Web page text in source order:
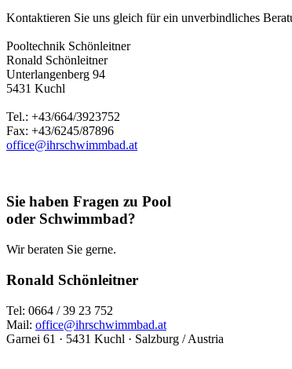
Kontaktieren Sie uns gleich für ein unverbindliches
Pooltechnik Schönleitner
Ronald Schönleitner
Unterlangenberg 94
5431 Kuchl
Tel.: +43/664/3923752
Fax: +43/6245/87896
office@ihrschwimmbad.at
Sie haben Fragen zu Pool
oder Schwimmbad?
Wir beraten Sie gerne.
Ronald Schönleitner
Tel: 0664 / 39 23 752
Mail: office@ihrschwimmbad.at
Garnei 61 · 5431 Kuchl · Salzburg / Austria